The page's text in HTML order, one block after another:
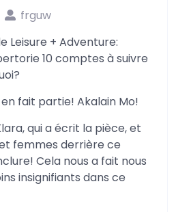
frguw
Leisure + Adventure:
10 comptes à suivre
fait partie! Akalain Mo!
qui a écrit la pièce, et
femmes derrière ce
Cela nous a fait nous
insignifiants dans ce